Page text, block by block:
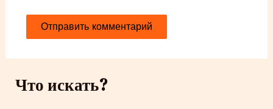
Что искать?